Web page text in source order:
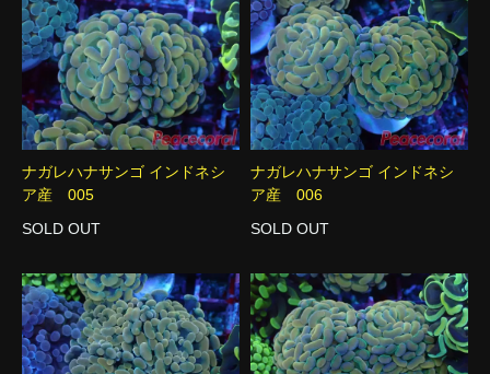
ナガレハナサンゴ インドネシ
ア産 005
SOLD OUT
ナガレハナサンゴ インドネシ
ア産 006
SOLD OUT